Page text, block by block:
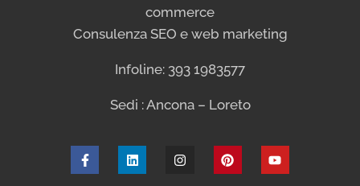
commerce
Consulenza SEO e web marketing
Infoline: 393 1983577
Sedi : Ancona – Loreto